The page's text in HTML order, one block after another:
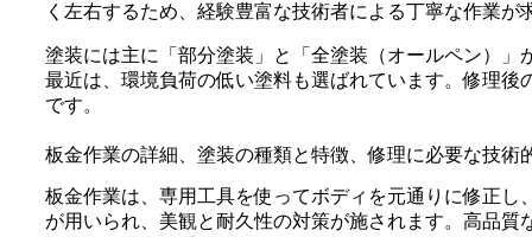
く左右するため、経験豊富な技術者による丁寧な作業が
塗装には主に「部分塗装」と「全塗装（オールペン）
最近は、環境負荷の低い塗料も選ばれています。修理
です。
板金作業の詳細、塗装の種類と特徴、修理に必要な技術
板金作業は、専用工具を使ってボディを元通りに修正
が用いられ、美観と耐久性の対策が施されます。高品